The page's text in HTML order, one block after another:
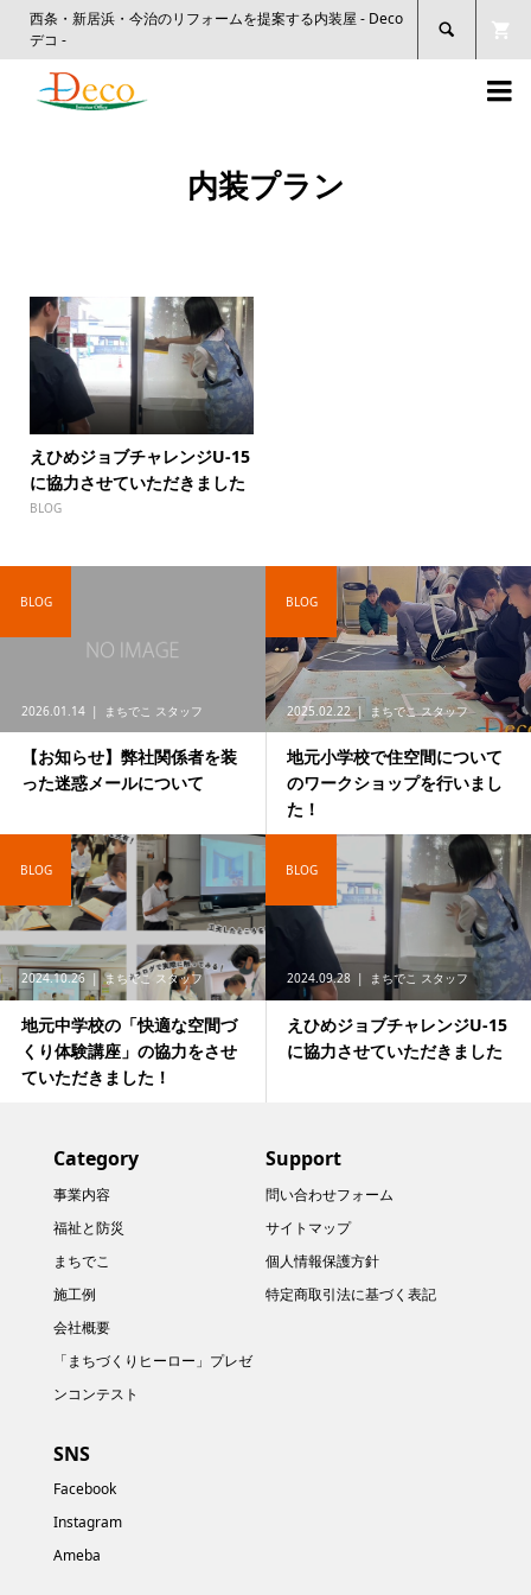
西条・新居浜・今治のリフォームを提案する内装屋 - Deco
デコ -


内装プラン
えひめジョブチャレンジU-15
に協力させていただきました
BLOG
2026.01.14 まちでこ スタッフ
【お知らせ】弊社関係者を装
った迷惑メールについて
BLOG
2025.02.22 まちでこ スタッフ
地元小学校で住空間について
のワークショップを行いまし
た！
BLOG
2024.10.26 まちでこ スタッフ
地元中学校の「快適な空間づ
くり体験講座」の協力をさせ
ていただきました！
BLOG
2024.09.28 まちでこ スタッフ
えひめジョブチャレンジU-15
に協力させていただきました
BLOG
Category
事業内容
福祉と防災
まちでこ
施工例
会社概要
「まちづくりヒーロー」プレゼ
ンコンテスト
Support
問い合わせフォーム
サイトマップ
個人情報保護方針
特定商取引法に基づく表記
SNS
Facebook
Instagram
Ameba